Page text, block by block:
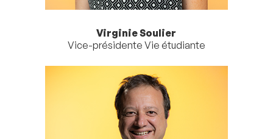
Virginie Soulier
Vice-présidente Vie étudiante